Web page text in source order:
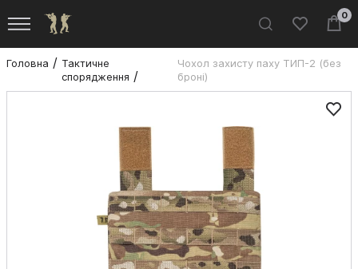
0
Головна
Тактичне
спорядження
Чохол захисту паху ТИП-2 (без
броні)